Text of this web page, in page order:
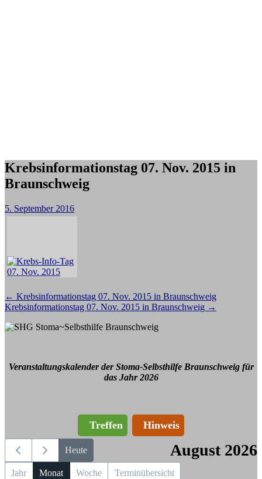
Krebsinformationstag 07. Nov. 2015 in
Braunschweig
5. September 2016
Beitragsnavigation
← Krebsinformationstag 07. Nov. 2015 in Braunschweig
Krebsinformationstag 07. Nov. 2015 in Braunschweig →
Veranstaltungskalender der Stoma-Selbsthilfe Braunschweig für
das Jahr 2026
Treffen Hinweis
Heute August 2026
Jahr Monat Woche Terminübersicht